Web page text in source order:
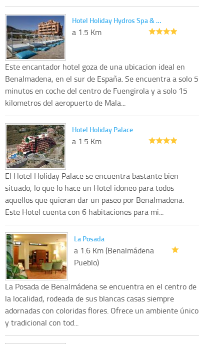
Hotel Holiday Hydros Spa & …
a 1.5 Km
Este encantador hotel goza de una ubicacion ideal en
Benalmadena, en el sur de España. Se encuentra a solo 5
minutos en coche del centro de Fuengirola y a solo 15
kilometros del aeropuerto de Mala...
Hotel Holiday Palace
a 1.5 Km
El Hotel Holiday Palace se encuentra bastante bien
situado, lo que lo hace un Hotel idoneo para todos
aquellos que quieran dar un paseo por Benalmadena.
Este Hotel cuenta con 6 habitaciones para mi...
La Posada
a 1.6 Km (Benalmádena
Pueblo)
La Posada de Benalmádena se encuentra en el centro de
la localidad, rodeada de sus blancas casas siempre
adornadas con coloridas flores. Ofrece un ambiente único
y tradicional con tod...